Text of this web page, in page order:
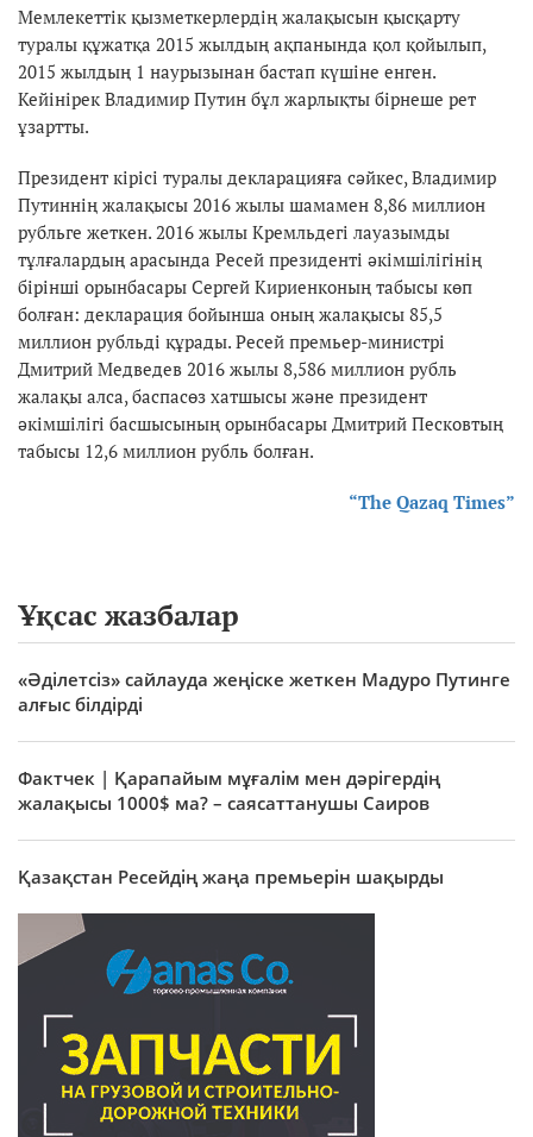
Мемлекеттік қызметкерлердің жалақысын қысқарту
туралы құжатқа 2015 жылдың ақпанында қол қойылып,
2015 жылдың 1 наурызынан бастап күшіне енген.
Кейінірек Владимир Путин бұл жарлықты бірнеше рет
ұзартты.
Президент кірісі туралы декларацияға сәйкес, Владимир
Путиннің жалақысы 2016 жылы шамамен 8,86 миллион
рубльге жеткен. 2016 жылы Кремльдегі лауазымды
тұлғалардың арасында Ресей президенті әкімшілігінің
бірінші орынбасары Сергей Кириенконың табысы көп
болған: декларация бойынша оның жалақысы 85,5
миллион рубльді құрады. Ресей премьер-министрі
Дмитрий Медведев 2016 жылы 8,586 миллион рубль
жалақы алса, баспасөз хатшысы және президент
әкімшілігі басшысының орынбасары Дмитрий Песковтың
табысы 12,6 миллион рубль болған.
“The Qazaq Times”
Ұқсас жазбалар
«Әділетсіз» сайлауда жеңіске жеткен Мадуро Путинге
алғыс білдірді
Фактчек | Қарапайым мұғалім мен дәрігердің
жалақысы 1000$ ма? – саясаттанушы Саиров
Қазақстан Ресейдің жаңа премьерін шақырды